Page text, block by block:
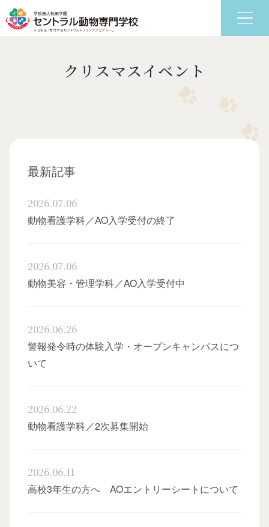
6つの特色
クリスマスイベント
最新記事
2026.07.06
動物看護学科／AO入学受付の終了
2026.07.06
動物美容・管理学科／AO入学受付中
2026.06.26
警報発令時の体験入学・オープンキャンパスにつ
いて
2026.06.22
動物看護学科／2次募集開始
2026.06.11
高校3年生の方へ AOエントリーシートについて